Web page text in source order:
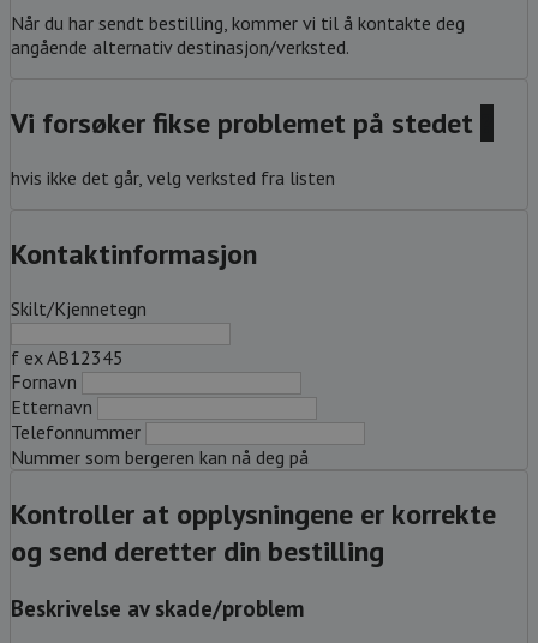
Når du har sendt bestilling, kommer vi til å kontakte deg
angående alternativ destinasjon/verksted.
Vi forsøker fikse problemet på stedet
hvis ikke det går, velg verksted fra listen
Kontaktinformasjon
Skilt/Kjennetegn
f ex AB12345
Fornavn
Etternavn
Telefonnummer
Nummer som bergeren kan nå deg på
Kontroller at opplysningene er korrekte
og send deretter din bestilling
Beskrivelse av skade/problem